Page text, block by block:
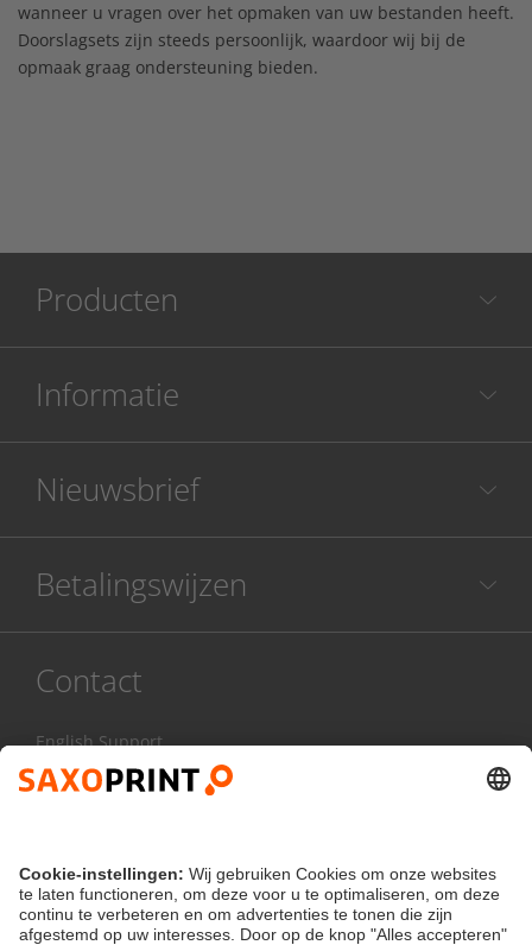
wanneer u vragen over het opmaken van uw bestanden heeft.
Doorslagsets zijn steeds persoonlijk, waardoor wij bij de
opmaak graag ondersteuning bieden.
Producten
Informatie
Nieuwsbrief
Betalingswijzen
Contact
English Support
Contactformulier